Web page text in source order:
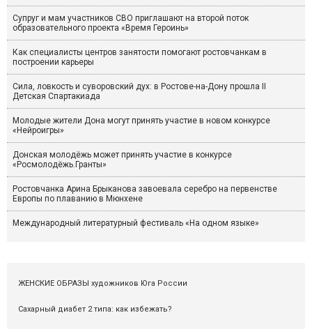
Супруг и мам участников СВО приглашают на второй поток
образовательного проекта «Время Героинь»
Как специалисты центров занятости помогают ростовчанкам в
построении карьеры
Сила, ловкость и суворовский дух: в Ростове-на-Дону прошла II
Детская Спартакиада
Молодые жители Дона могут принять участие в новом конкурсе
«Нейроигры»
Донская молодёжь может принять участие в конкурсе
«Росмолодёжь.Гранты»
Ростовчанка Арина Брыканова завоевала серебро на первенстве
Европы по плаванию в Мюнхене
Международный литературный фестиваль «На одном языке»
ЖЕНСКИЕ ОБРАЗЫ художников Юга России
Сахарный диабет 2 типа: как избежать?